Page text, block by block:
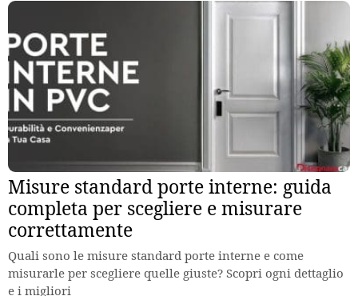
Misure standard porte interne: guida
completa per scegliere e misurare
correttamente
Quali sono le misure standard porte interne e come
misurarle per scegliere quelle giuste? Scopri ogni dettaglio
e i migliori